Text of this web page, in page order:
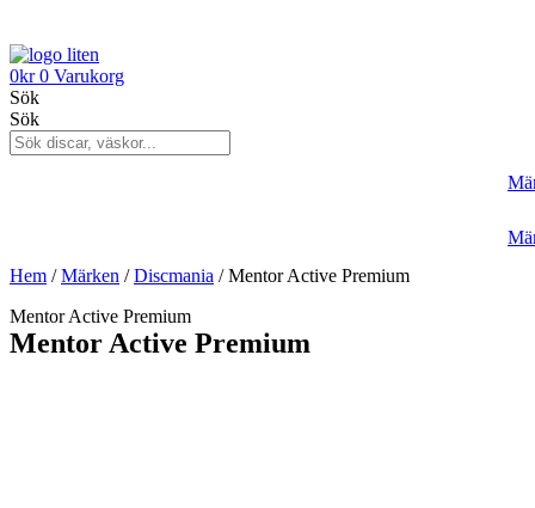
0kr 0 Varukorg
Sök
Sök
Hem /Märken /Discmania / Mentor Active Premium
Mentor Active Premium
Mentor Active Premium